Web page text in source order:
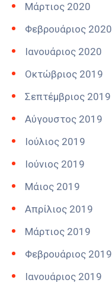
Μάρτιος 2020
Φεβρουάριος 2020
Ιανουάριος 2020
Οκτώβριος 2019
Σεπτέμβριος 2019
Αύγουστος 2019
Ιούλιος 2019
Ιούνιος 2019
Μάιος 2019
Απρίλιος 2019
Μάρτιος 2019
Φεβρουάριος 2019
Ιανουάριος 2019